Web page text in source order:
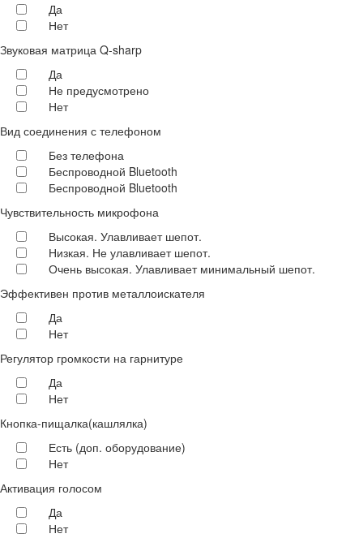
Да
Нет
Звуковая матрица Q-sharp
Да
Не предусмотрено
Нет
Вид соединения с телефоном
Без телефона
Беспроводной Bluetooth
Беспроводной Bluetooth
Чувствительность микрофона
Высокая. Улавливает шепот.
Низкая. Не улавливает шепот.
Очень высокая. Улавливает минимальный шепот.
Эффективен против металлоискателя
Да
Нет
Регулятор громкости на гарнитуре
Да
Нет
Кнопка-пищалка(кашлялка)
Есть (доп. оборудование)
Нет
Активация голосом
Да
Нет